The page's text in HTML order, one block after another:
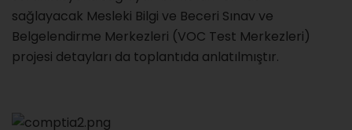
sağlayacak Mesleki Bilgi ve Beceri Sınav ve
Belgelendirme Merkezleri (VOC Test Merkezleri)
projesi detayları da toplantıda anlatılmıştır.